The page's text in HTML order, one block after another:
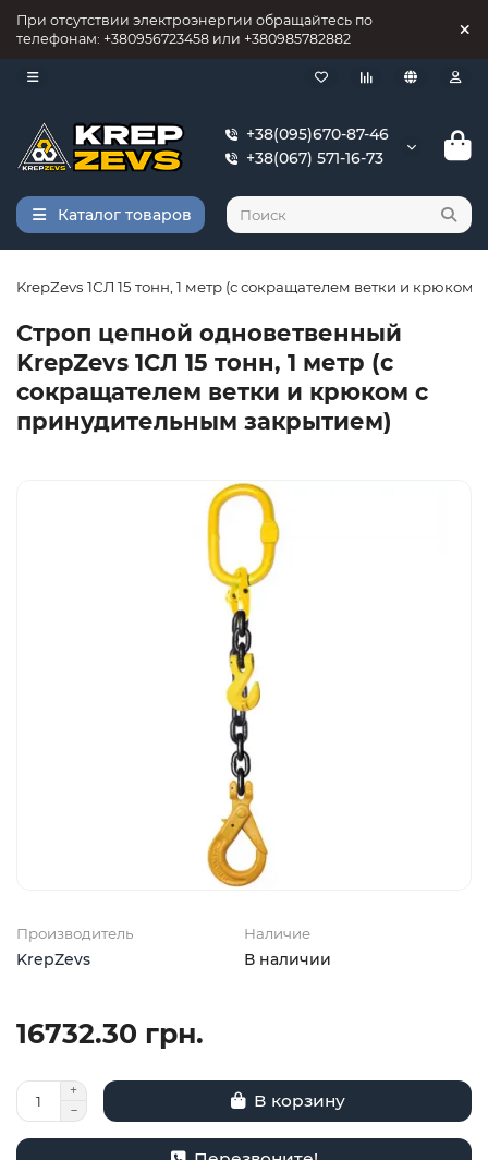
При отсутствии электроэнергии обращайтесь по
телефонам: +380956723458 или +380985782882
+38(095)670-87-46
+38(067) 571-16-73
Каталог товаров
KrepZevs 1СЛ 15 тонн, 1 метр (с сокращателем ветки и крюком
Строп цепной одноветвенный
KrepZevs 1СЛ 15 тонн, 1 метр (с
сокращателем ветки и крюком с
принудительным закрытием)
Производитель
KrepZevs
Наличие
В наличии
16732.30 грн.
В корзину